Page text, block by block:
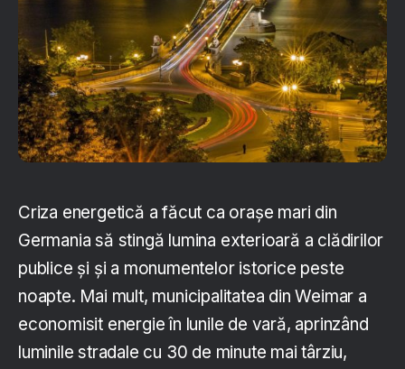
Criza energetică a făcut ca orașe mari din
Germania să stingă lumina exterioară a clădirilor
publice și și a monumentelor istorice peste
noapte. Mai mult, municipalitatea din Weimar a
economisit energie în lunile de vară, aprinzând
luminile stradale cu 30 de minute mai târziu,